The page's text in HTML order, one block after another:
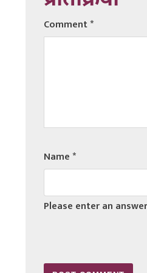
Comment*
Name*
Please enter an